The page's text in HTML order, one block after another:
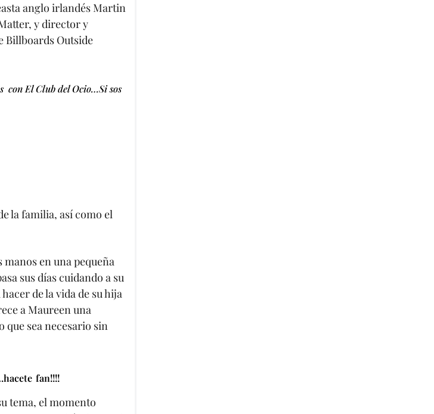
anglo irlandés Martin
y director y
Billboards Outside
con El Club del Ocio…Si sos
la familia, así como el
manos en una pequeña
sus días cuidando a su
de la vida de su hija
a Maureen una
sea necesario sin
fan!!!!
tema, el momento